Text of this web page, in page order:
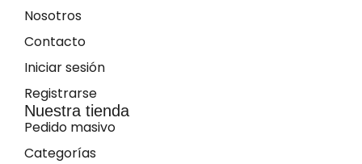
Nosotros
Contacto
Iniciar sesión
Registrarse
Nuestra tienda
Pedido masivo
Categorías